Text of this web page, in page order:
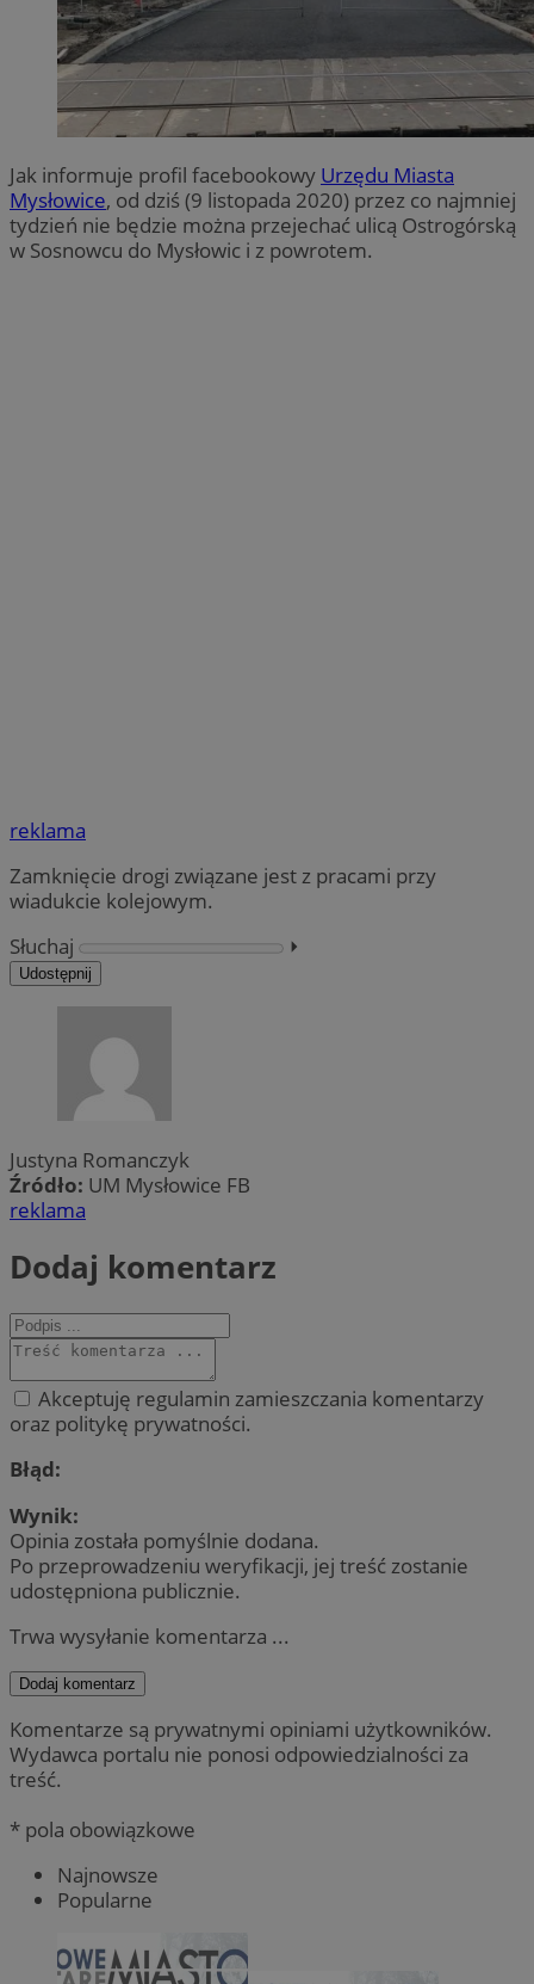
Jak informuje profil facebookowy Urzędu Miasta
Mysłowice, od dziś (9 listopada 2020) przez co najmniej
tydzień nie będzie można przejechać ulicą Ostrogórską
w Sosnowcu do Mysłowic i z powrotem.
reklama
Zamknięcie drogi związane jest z pracami przy
wiadukcie kolejowym.
Słuchaj
⏵︎
Udostępnij
Justyna Romanczyk
Źródło: UM Mysłowice FB
reklama
Dodaj komentarz
Akceptuję regulamin zamieszczania komentarzy
oraz politykę prywatności.
Błąd:
Wynik:
Opinia została pomyślnie dodana.
Po przeprowadzeniu weryfikacji, jej treść zostanie
udostępniona publicznie.
Trwa wysyłanie komentarza ...
Dodaj komentarz
Komentarze są prywatnymi opiniami użytkowników.
Wydawca portalu nie ponosi odpowiedzialności za
treść.
* pola obowiązkowe
Najnowsze
Popularne